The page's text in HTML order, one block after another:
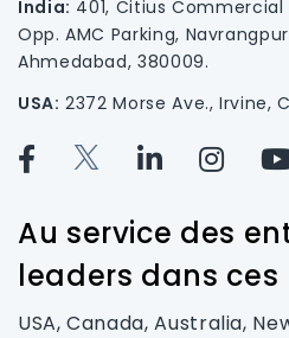
India: 401, Citius Commercial
Opp. AMC Parking,
Ahmedabad, 380009.
USA: 2372 Morse Ave., Irvine,
Au service des
leaders dans ces
USA, Canada, Australia,